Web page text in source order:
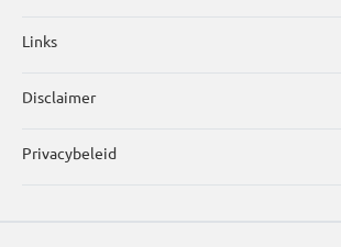
Links
Disclaimer
Privacybeleid